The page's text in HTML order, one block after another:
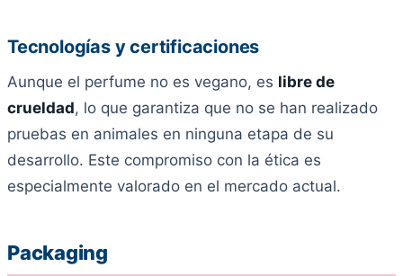
Tecnologías y certificaciones
Aunque el perfume no es vegano, es libre de
crueldad, lo que garantiza que no se han realizado
pruebas en animales en ninguna etapa de su
desarrollo. Este compromiso con la ética es
especialmente valorado en el mercado actual.
Packaging